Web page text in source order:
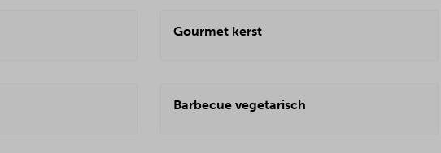
Gourmet kerst
Barbecue vegetarisch